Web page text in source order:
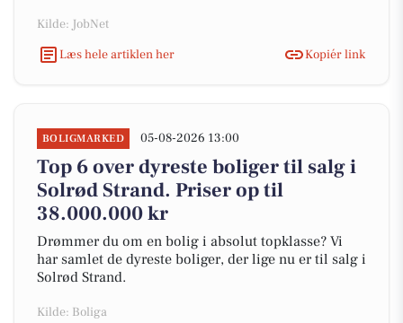
Kilde: JobNet
Læs hele artiklen her
Kopiér link
BOLIGMARKED 05-08-2026 13:00
Top 6 over dyreste boliger til salg i
Solrød Strand. Priser op til
38.000.000 kr
Drømmer du om en bolig i absolut topklasse? Vi
har samlet de dyreste boliger, der lige nu er til salg i
Solrød Strand.
Kilde: Boliga